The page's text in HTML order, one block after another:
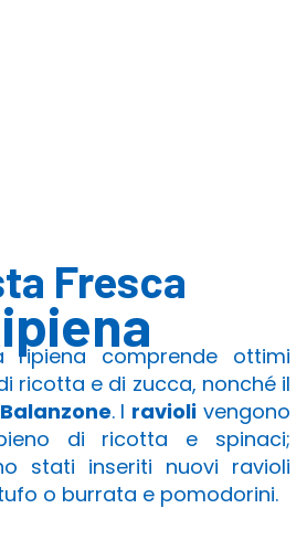
con “La Lanterna”
Fresca
ripiena comprende ottimi
ricotta e di zucca, nonché il
. I ravioli vengono
di ricotta e spinaci;
stati inseriti nuovi ravioli
o burrata e pomodorini.